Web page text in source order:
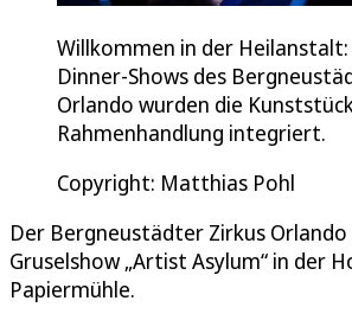
Willkommen in der Heilanstalt:
Dinner-Shows des
Orlando wurden die
Rahmenhandlung integriert.
Copyright: Matthias Pohl
Der Bergneustädter Zirkus
Gruselshow „Artist Asylum“ in der
Papiermühle.